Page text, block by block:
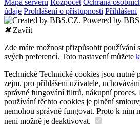
údaje Prohlášení o přístupnosti Přihlášení
✖Zavřít
Zde máte možnost přizpůsobit používání
svých preferencí. Toto nastavení můžete
Technické Technické cookies jsou nutné
zejm. pro přihlášení uživatele,
správné fungování filtrů, nákupní proces.
používání těchto cookies je plnění
nemohou správně fungovat. Proto k nim
není možné je deaktivovat.